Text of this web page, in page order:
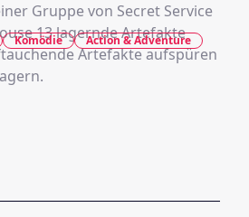
Gruppe von Secret Service
13 lagernde Artefakte
Artefakte aufspüren
Komödie Action & Adventure